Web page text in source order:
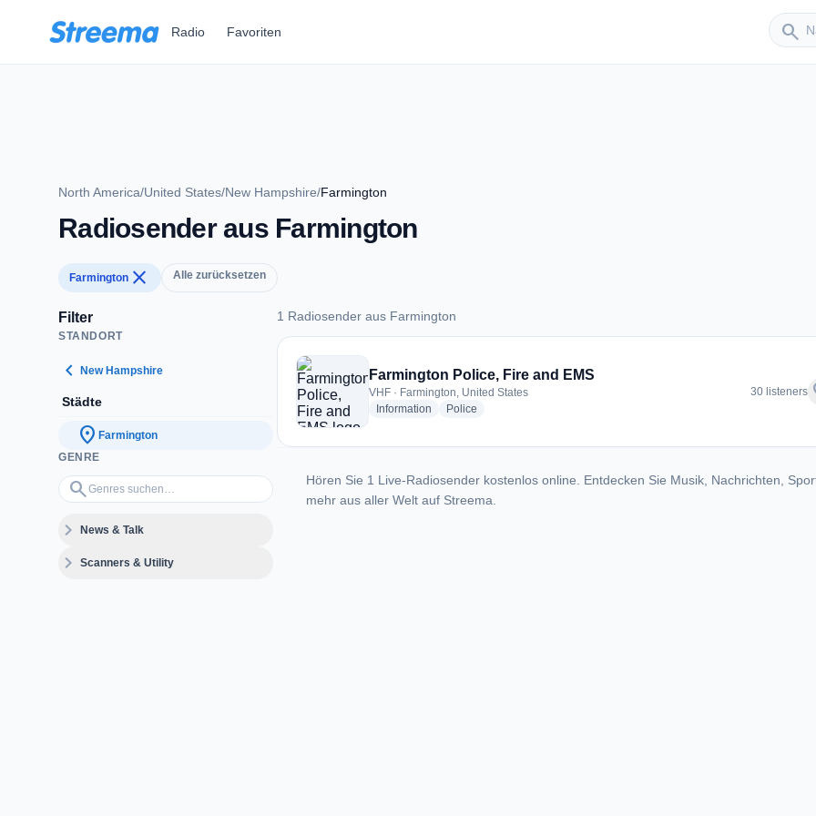
Radio Favoriten search
Sender
North America/United States/New Hampshire/Farmington
Radiosender aus Farmington
Farmington close Alle zurücksetzen
Filter
STANDORT
chevron_left New Hampshire
Städte
location_on Farmington
GENRE
search
Genres suchen…
expand_moreNews & Talk
expand_moreScanners & Utility
1 Radiosender aus Farmington
1 Radiosender aus Farmington
Farmington Police, Fire and EMS
VHF · Farmington, United States
Information radio stations
Police
30 listeners
Hören Sie 1 Live-Radiosender kostenlos online. Entdecken Sie Musik, Nachrichten,
mehr aus aller Welt auf Streema.